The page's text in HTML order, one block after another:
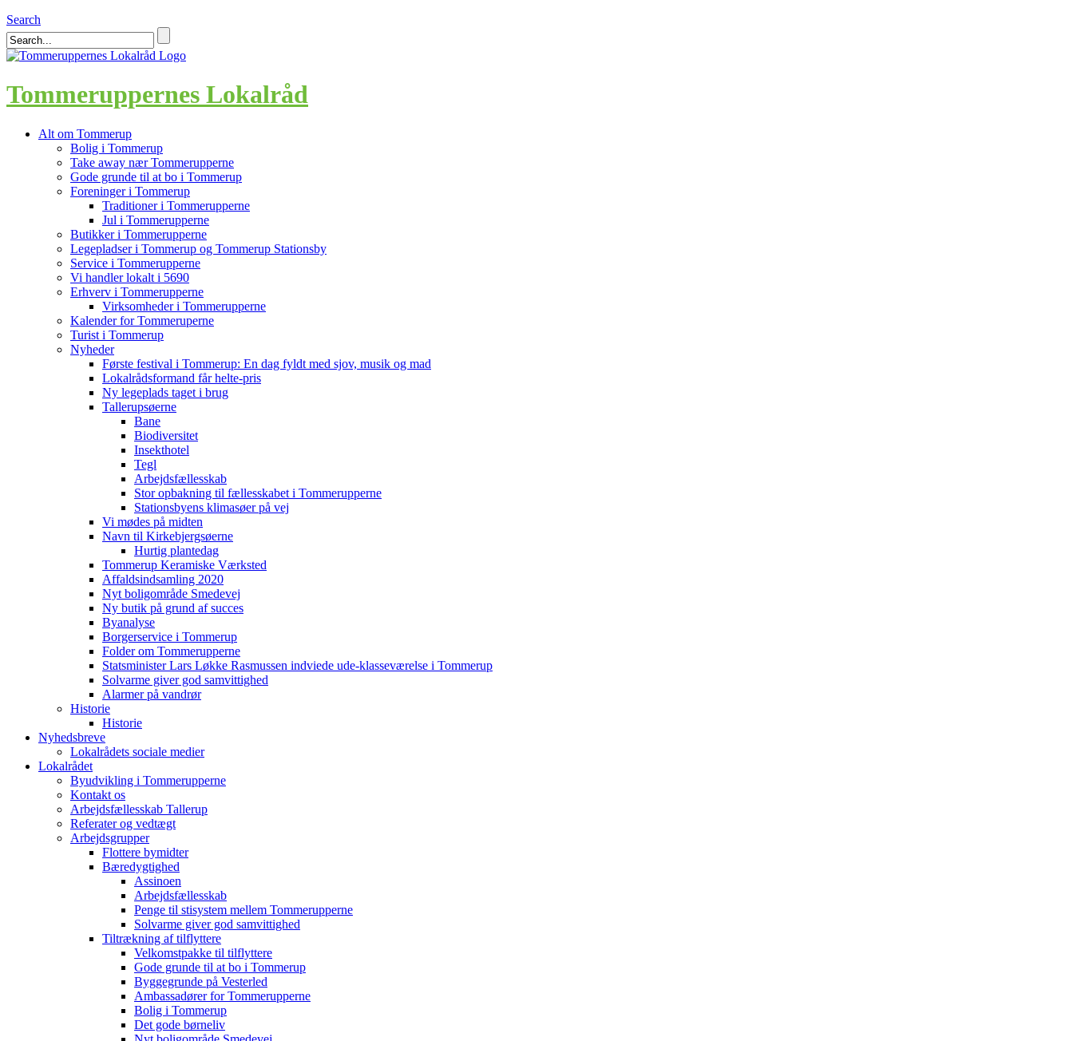
Search
Tommeruppernes Lokalråd
Alt om Tommerup
Bolig i Tommerup
Take away nær Tommerupperne
Gode grunde til at bo i Tommerup
Foreninger i Tommerup
Traditioner i Tommerupperne
Jul i Tommerupperne
Butikker i Tommerupperne
Legepladser i Tommerup og Tommerup Stationsby
Service i Tommerupperne
Vi handler lokalt i 5690
Erhverv i Tommerupperne
Virksomheder i Tommerupperne
Kalender for Tommeruperne
Turist i Tommerup
Nyheder
Første festival i Tommerup: En dag fyldt med sjov, musik og mad
Lokalrådsformand får helte-pris
Ny legeplads taget i brug
Tallerupsøerne
Bane
Biodiversitet
Insekthotel
Tegl
Arbejdsfællesskab
Stor opbakning til fællesskabet i Tommerupperne
Stationsbyens klimasøer på vej
Vi mødes på midten
Navn til Kirkebjergsøerne
Hurtig plantedag
Tommerup Keramiske Værksted
Affaldsindsamling 2020
Nyt boligområde Smedevej
Ny butik på grund af succes
Byanalyse
Borgerservice i Tommerup
Folder om Tommerupperne
Statsminister Lars Løkke Rasmussen indviede ude-klasseværelse i Tommerup
Solvarme giver god samvittighed
Alarmer på vandrør
Historie
Historie
Nyhedsbreve
Lokalrådets sociale medier
Lokalrådet
Byudvikling i Tommerupperne
Kontakt os
Arbejdsfællesskab Tallerup
Referater og vedtægt
Arbejdsgrupper
Flottere bymidter
Bæredygtighed
Assinoen
Arbejdsfællesskab
Penge til stisystem mellem Tommerupperne
Solvarme giver god samvittighed
Tiltrækning af tilflyttere
Velkomstpakke til tilflyttere
Gode grunde til at bo i Tommerup
Byggegrunde på Vesterled
Ambassadører for Tommerupperne
Bolig i Tommerup
Det gode børneliv